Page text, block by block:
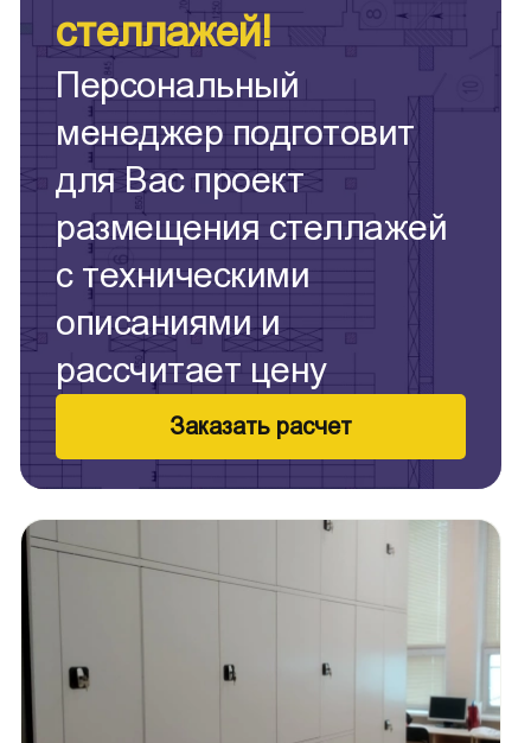
стеллажей!
Персональный
менеджер подготовит
для Вас проект
размещения стеллажей
с техническими
описаниями и
рассчитает цену
Заказать расчет